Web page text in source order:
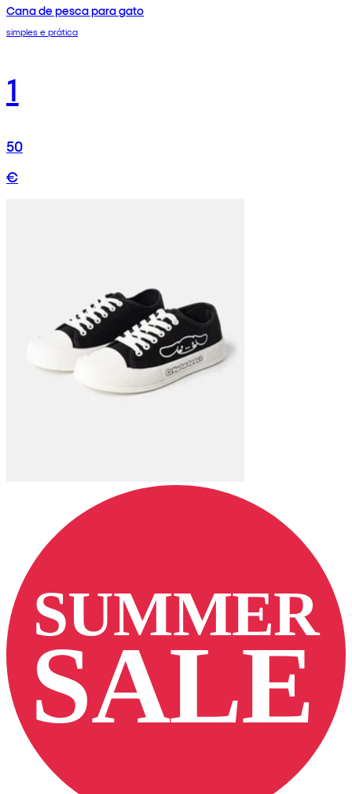
Cana de pesca para gato
simples e prática
1
50
€